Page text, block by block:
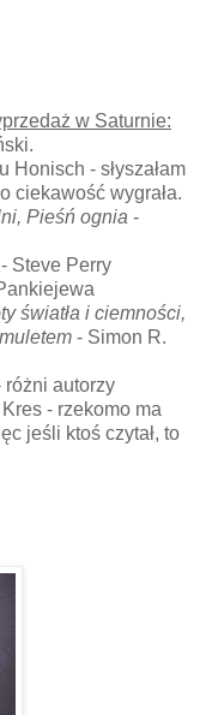
w Saturnie:
Honisch - słyszałam
ciekawość wygrała.
Pieśń ognia -
- Steve Perry
światła i ciemności,
- Simon R.
różni autorzy
- rzekomo ma
jeśli ktoś czytał, to